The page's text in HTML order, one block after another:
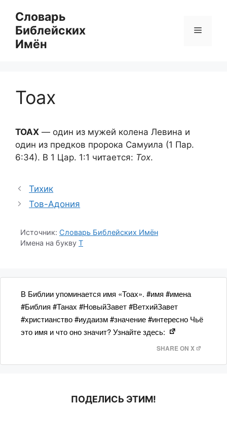
содержимому
Словарь
Библейских
Имён
Меню
Тоах
ТОАХ — один из мужей колена Левина и
один из предков пророка Самуила (1 Пар.
6:34). В 1 Цар. 1:1 читается: Тох.
Тихик
Тов-Адония
Источник: Словарь Библейских Имён
Имена на букву Т
В Библии упоминается имя «Тоах». #имя #имена
#Библия #Танах #НовыйЗавет #ВетхийЗавет
#христианство #иудаизм #значение #интересно Чьё
это имя и что оно значит? Узнайте здесь:
SHARE ON X
ПОДЕЛИСЬ ЭТИМ!